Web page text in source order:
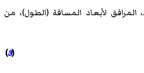
حيث يُعرّف البارامتر A، المرافق لأبعاد المسافة (الطول)، من
(
3
)